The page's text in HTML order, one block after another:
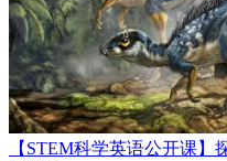
【STEM科学英语公开课】